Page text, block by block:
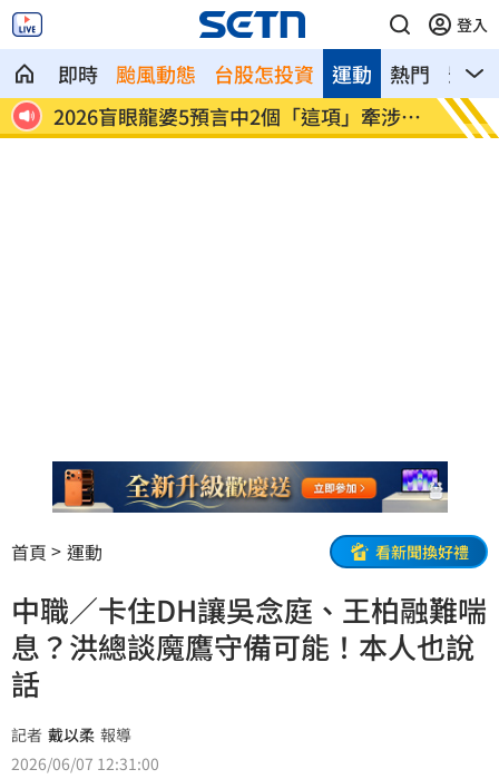
登入
即時 颱風動態 台股怎投資 熱門 影音
運動
奪 2026盲眼龍婆5預言中2個「這項」牽涉台
灣
陽台
首頁 運動 看新聞換好禮
中職／卡住DH讓吳念庭、王柏融難喘
息？洪總談魔鷹守備可能！本人也說
話
記者 戴以柔 報導
2026/06/07 12:31:00